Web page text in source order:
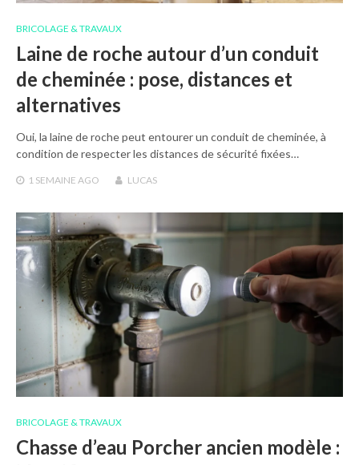
BRICOLAGE & TRAVAUX
Laine de roche autour d’un conduit
de cheminée : pose, distances et
alternatives
Oui, la laine de roche peut entourer un conduit de cheminée, à
condition de respecter les distances de sécurité fixées…
1 SEMAINE AGO LUCAS
BRICOLAGE & TRAVAUX
Chasse d’eau Porcher ancien modèle :